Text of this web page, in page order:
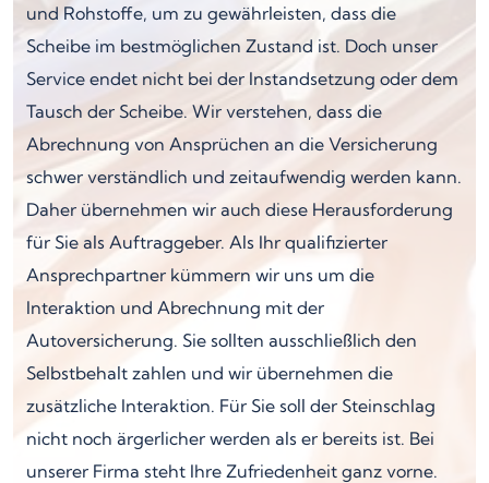
und Rohstoffe, um zu gewährleisten, dass die
Scheibe im bestmöglichen Zustand ist. Doch unser
Service endet nicht bei der Instandsetzung oder dem
Tausch der Scheibe. Wir verstehen, dass die
Abrechnung von Ansprüchen an die Versicherung
schwer verständlich und zeitaufwendig werden kann.
Daher übernehmen wir auch diese Herausforderung
für Sie als Auftraggeber. Als Ihr qualifizierter
Ansprechpartner kümmern wir uns um die
Interaktion und Abrechnung mit der
Autoversicherung. Sie sollten ausschließlich den
Selbstbehalt zahlen und wir übernehmen die
zusätzliche Interaktion. Für Sie soll der Steinschlag
nicht noch ärgerlicher werden als er bereits ist. Bei
unserer Firma steht Ihre Zufriedenheit ganz vorne.